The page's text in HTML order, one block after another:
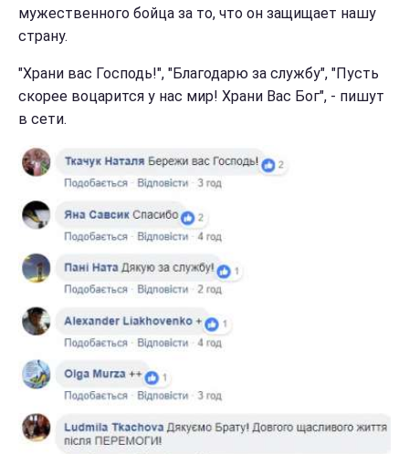
мужественного бойца за то, что он защищает нашу
страну.
"Храни вас Господь!", "Благодарю за службу", "Пусть
скорее воцарится у нас мир! Храни Вас Бог", - пишут
в сети.